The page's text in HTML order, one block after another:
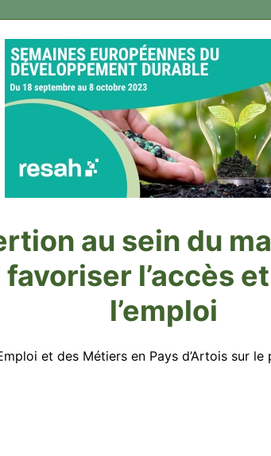
au sein du
l’accès
l’emploi
et des Métiers en Pays d’Artois sur